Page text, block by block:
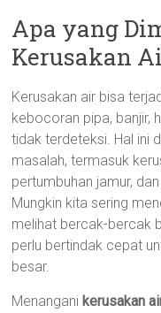
Apa yang
Kerusakan
Kerusakan air bisa
kebocoran pipa, banjir,
tidak terdeteksi. Hal ini
masalah, termasuk
pertumbuhan jamur,
Mungkin kita sering
melihat bercak-bercak
perlu bertindak cepat
besar.
Menangani kerusakan